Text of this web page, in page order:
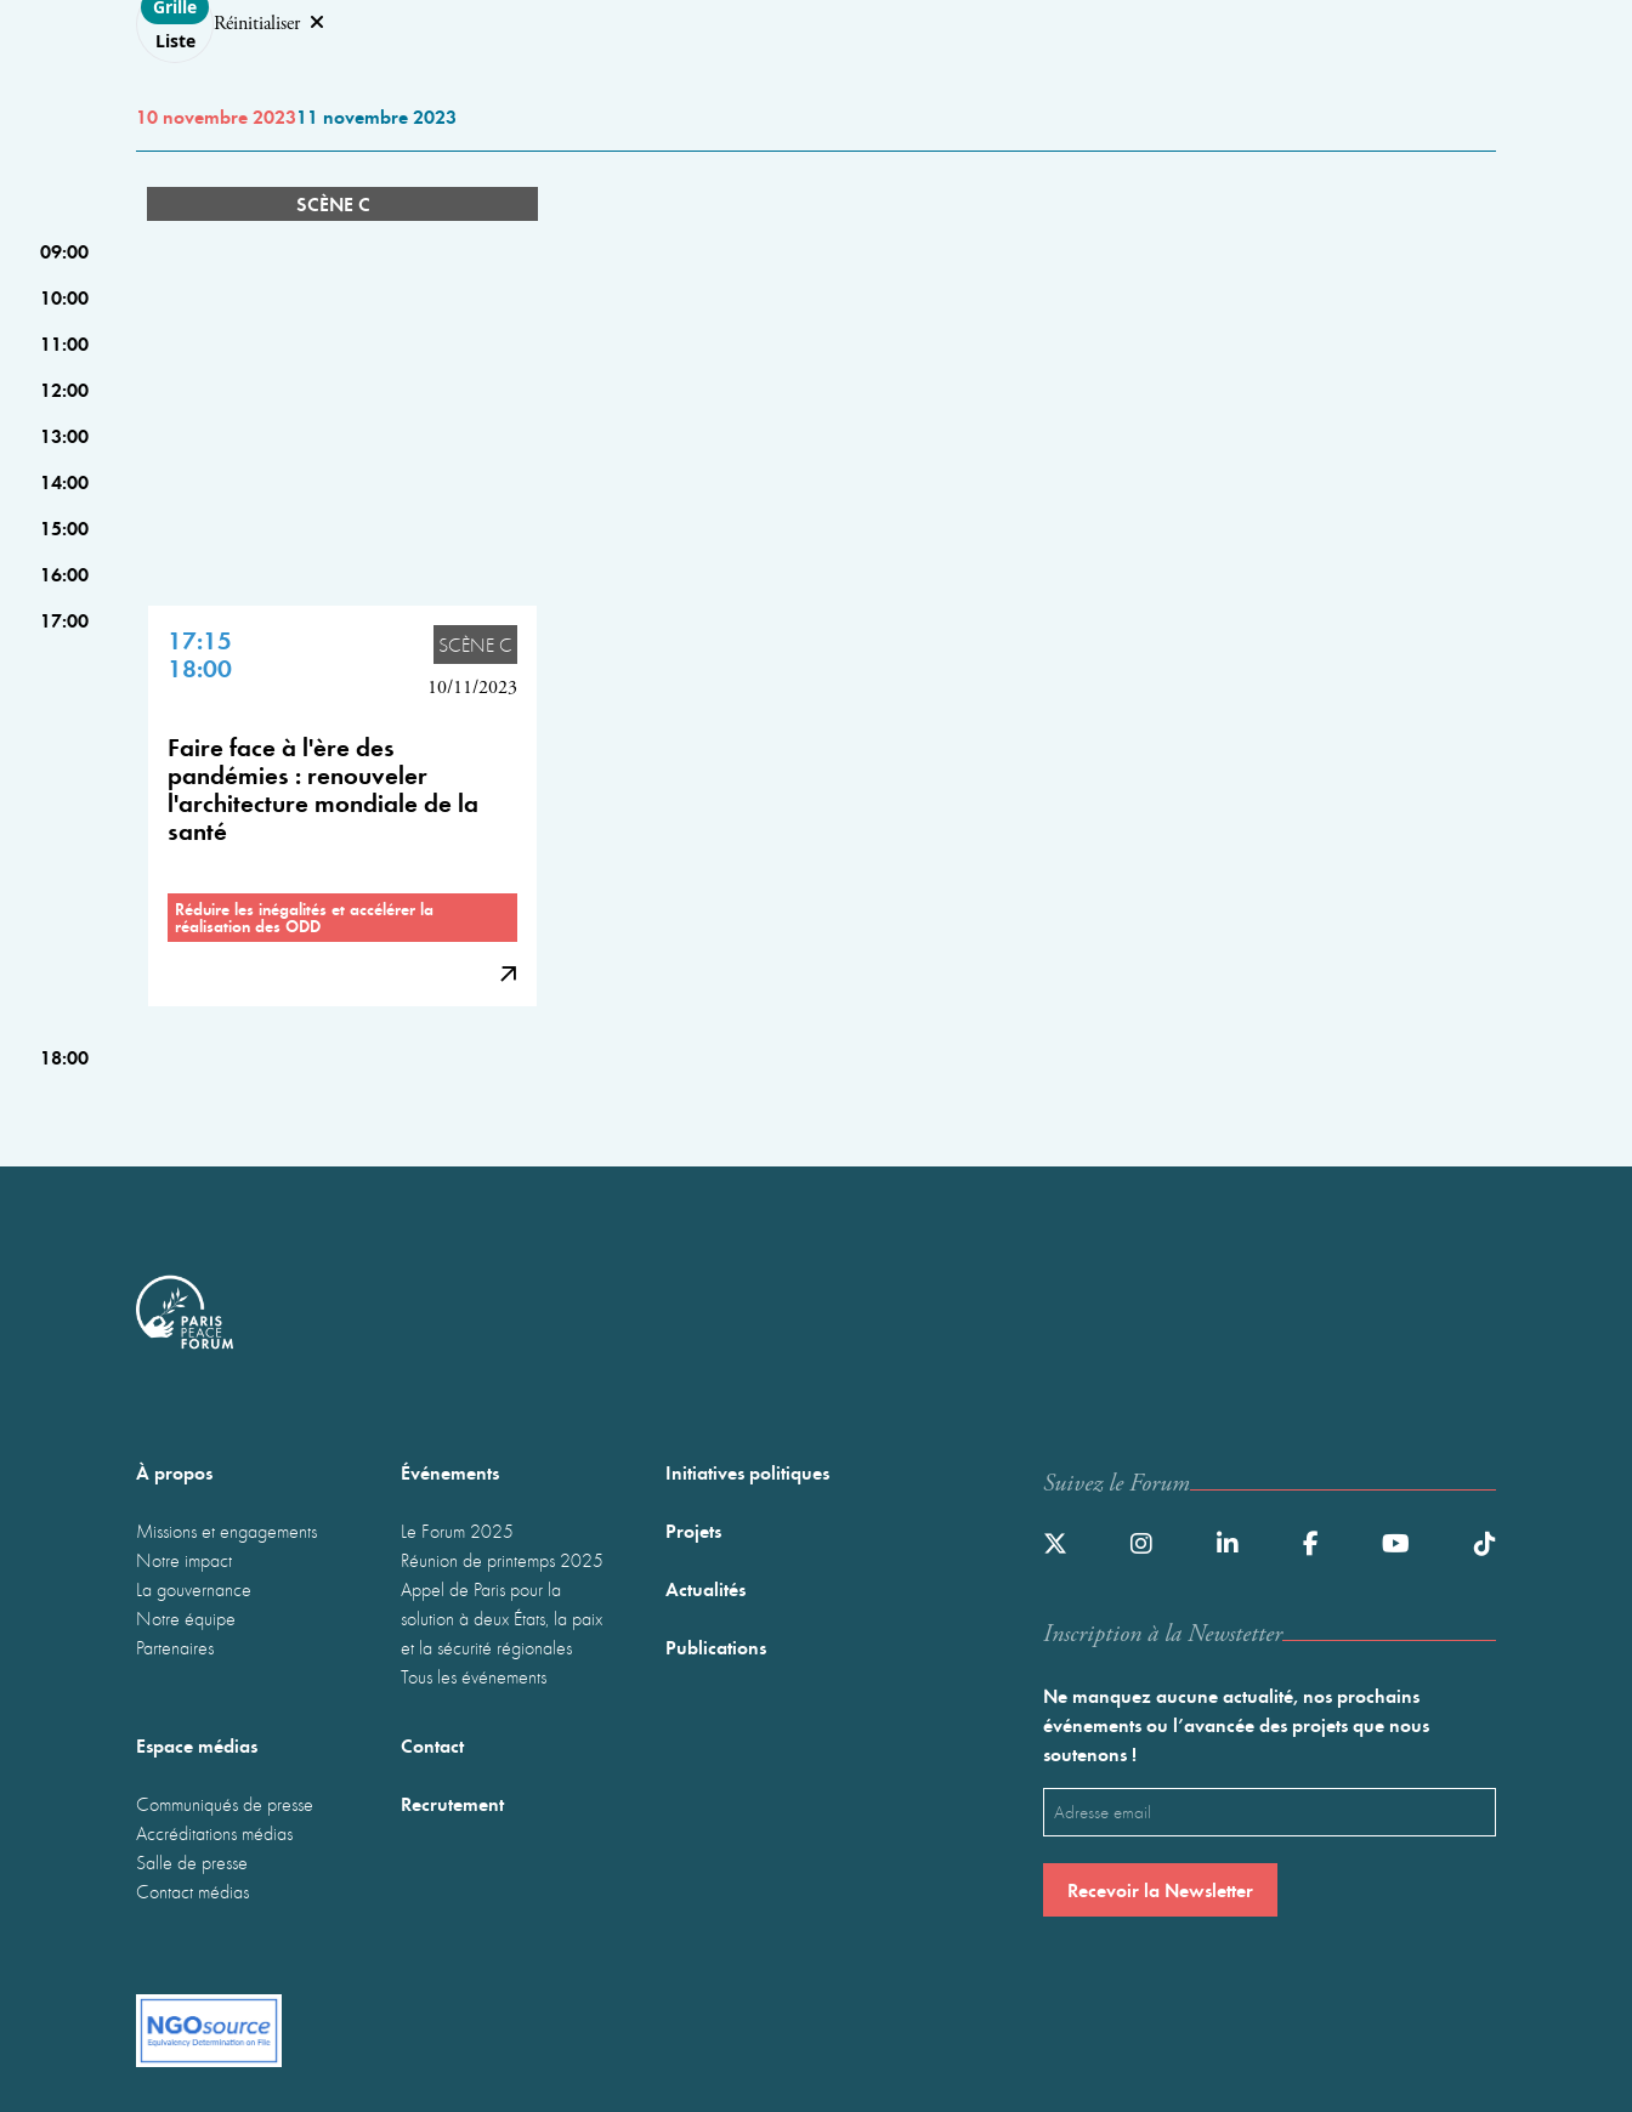
Grille
Liste
Réinitialiser
10 novembre 202311 novembre 2023
SCÈNE C
09:00
10:00
11:00
12:00
13:00
14:00
15:00
16:00
17:00
17:15
18:00
SCÈNE C
10/11/2023
Faire face à l'ère des
pandémies : renouveler
l'architecture mondiale de la
santé
Réduire les inégalités et accélérer la
réalisation des ODD
18:00
À propos
Missions et engagements
Notre impact
La gouvernance
Notre équipe
Partenaires
Événements
Le Forum 2025
Réunion de printemps 2025
Appel de Paris pour la
solution à deux États, la paix
et la sécurité régionales
Tous les événements
Initiatives politiques
Projets
Actualités
Publications
Espace médias
Communiqués de presse
Accréditations médias
Salle de presse
Contact médias
Contact
Recrutement
Suivez le Forum
Inscription à la Newstetter
Ne manquez aucune actualité, nos prochains
événements ou l’avancée des projets que nous
soutenons !
Email
(Nécessaire)